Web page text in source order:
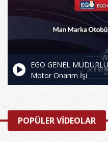
EGO GENEL
Motor Onarım İşi
POPÜLER VİDEOLAR